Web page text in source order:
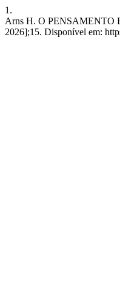
1.
Arns H. O PENSAMENTO
2026];15. Disponível em: